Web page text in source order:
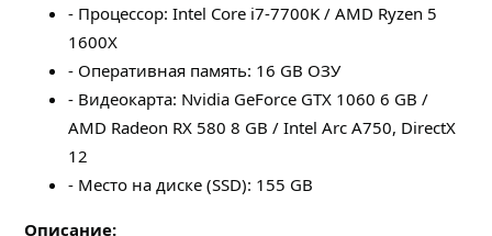
- Процессор: Intel Core i7-7700K / AMD Ryzen 5
1600X
- Оперативная память: 16 GB ОЗУ
- Видеокарта: Nvidia GeForce GTX 1060 6 GB /
AMD Radeon RX 580 8 GB / Intel Arc A750, DirectX
12
- Место на диске (SSD): 155 GB
Описание: